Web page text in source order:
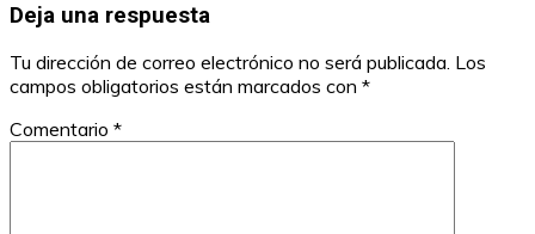
Deja una respuesta
Tu dirección de correo electrónico no será publicada. Los
campos obligatorios están marcados con *
Comentario *